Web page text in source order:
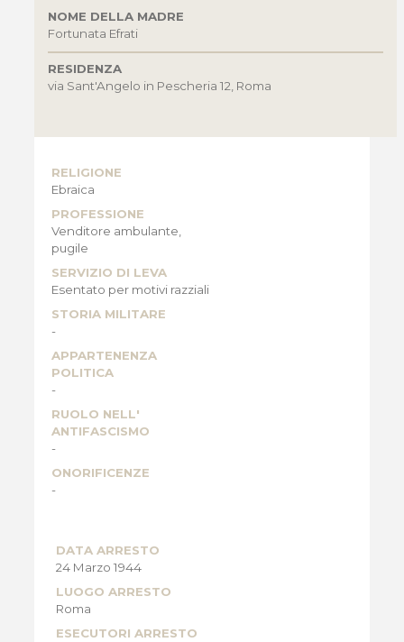
NOME DELLA MADRE
Fortunata Efrati
RESIDENZA
via Sant'Angelo in Pescheria 12, Roma
RELIGIONE
Ebraica
PROFESSIONE
Venditore ambulante,
pugile
SERVIZIO DI LEVA
Esentato per motivi razziali
STORIA MILITARE
-
APPARTENENZA
POLITICA
-
RUOLO NELL'
ANTIFASCISMO
-
ONORIFICENZE
-
DATA ARRESTO
24 Marzo 1944
LUOGO ARRESTO
Roma
ESECUTORI ARRESTO